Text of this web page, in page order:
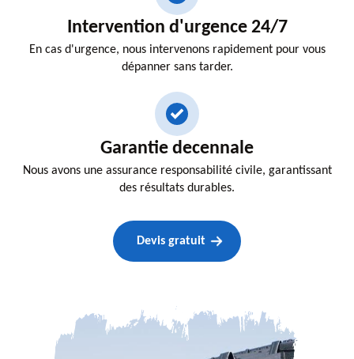
Intervention d'urgence 24/7
En cas d'urgence, nous intervenons rapidement pour vous
dépanner sans tarder.
Garantie decennale
Nous avons une assurance responsabilité civile, garantissant
des résultats durables.
Devis gratuit